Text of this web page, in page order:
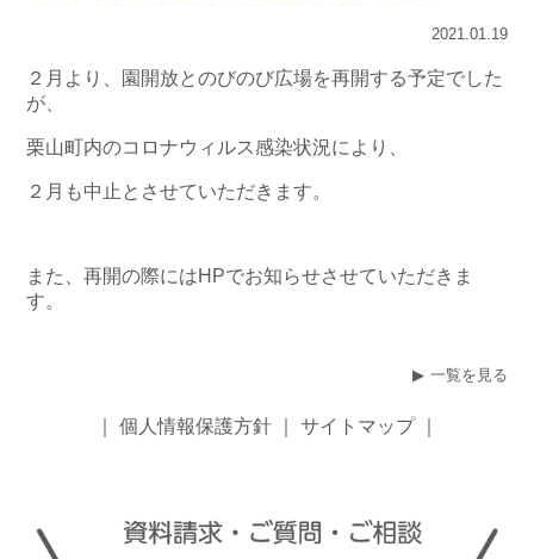
2021.01.19
２月より、園開放とのびのび広場を再開する予定でした
が、
栗山町内のコロナウィルス感染状況により、
２月も中止とさせていただきます。
また、再開の際にはHPでお知らせさせていただきま
す。
一覧を見る
個人情報保護方針 サイトマップ｜